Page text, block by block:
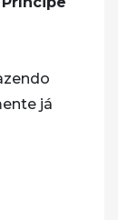
já